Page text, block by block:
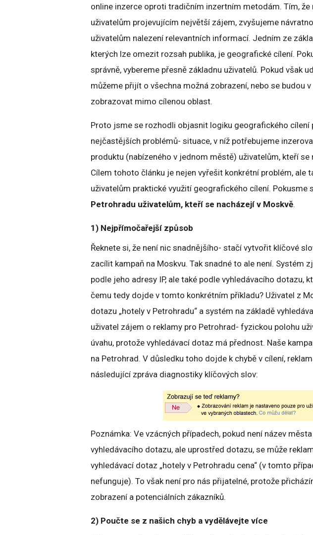
online inzerce oproti tradičním inzertním metodám. Tím, že
uživatelům projevujícím největší zájem, zvyšujeme
uživatelům nalezení relevantních informací. Jedním ze
kterých lze omezit rozsah publika, je geografické cílení.
správně, vybereme přesně základnu uživatelů. Pokud však
můžeme přijít o všechna možná zobrazení, nebo se budou
zobrazovat mimo cílenou oblast.
Proto jsme se rozhodli objasnit logiku geografického cílení
nejčastějších problémů- situace, v níž potřebujeme
produktu (nabízeného v jednom městě) uživatelům, kteří
Cílem tohoto článku je nejen vyřešit konkrétní problém, ale
uživatelům praktické využití geografického cílení. Pokusme
Petrohradu uživatelům, kteří se nacházejí v Moskvě.
1) Nejpřímočařejší způsob
Řeknete si, že není nic snadnějšího- stačí vytvořit klíčové
zacílit kampaň na Moskvu. Tak snadné to ale není. Systém
podle jeho adresy IP, ale také podle vyhledávacího dotazu,
čemu tedy dojde v tomto konkrétním příkladu? Uživatel z
dotazu „hotely v Petrohradu“ a systém na základě
uživatel zájem o reklamy pro Petrohrad- fyzickou polohu
úvahu, protože vyhledávací dotaz má přednost. Naše
na Petrohrad. V důsledku toho dojde k chybě v cílení,
následující zpráva diagnostiky klíčových slov:
Poznámka: Ve vzácných případech, pokud není název
vyhledávacího dotazu, ale uprostřed dotazu, se může
vyhledávací dotaz „hotely v Petrohradu cena“ (v tomto
nefunguje). To však není pro nás přijatelné, protože
zobrazení a potenciálních zákazníků.
2) Poučte se z našich chyb a vydělávejte více